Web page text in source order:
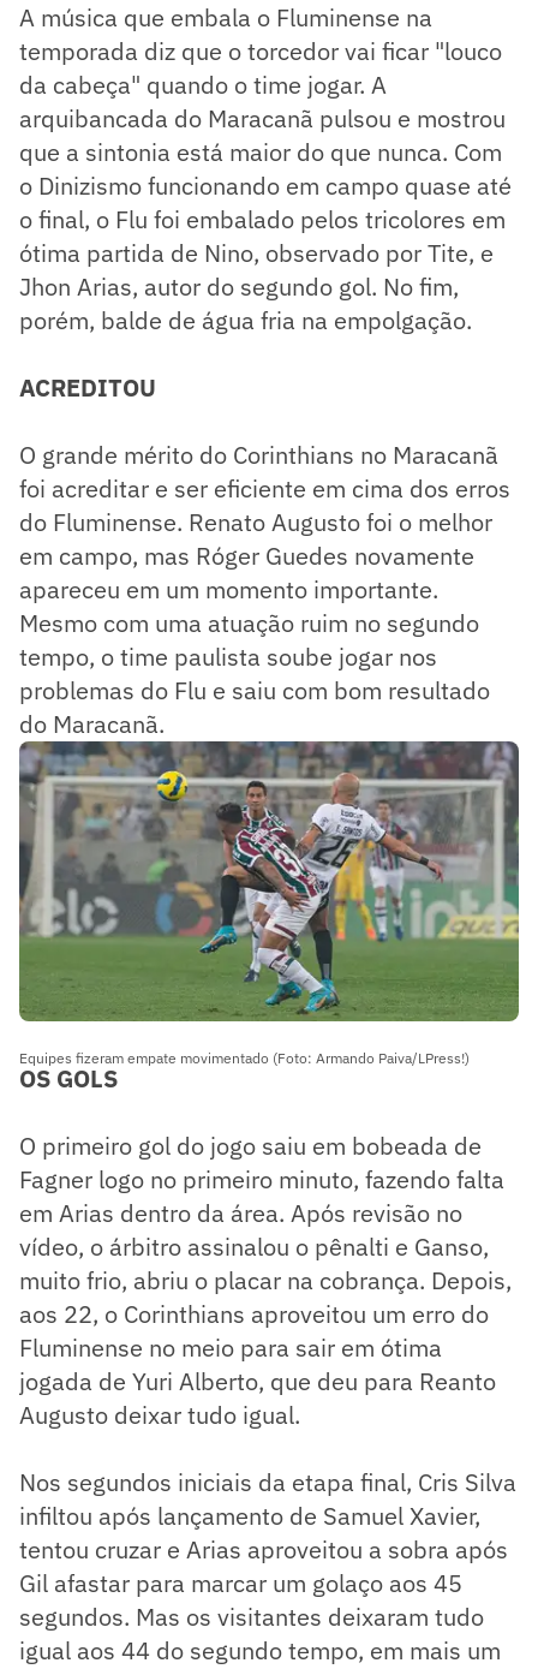
A música que embala o Fluminense na
temporada diz que o torcedor vai ficar "louco
da cabeça" quando o time jogar. A
arquibancada do Maracanã pulsou e mostrou
que a sintonia está maior do que nunca. Com
o Dinizismo funcionando em campo quase até
o final, o Flu foi embalado pelos tricolores em
ótima partida de Nino, observado por Tite, e
Jhon Arias, autor do segundo gol. No fim,
porém, balde de água fria na empolgação.
ACREDITOU
O grande mérito do Corinthians no Maracanã
foi acreditar e ser eficiente em cima dos erros
do Fluminense. Renato Augusto foi o melhor
em campo, mas Róger Guedes novamente
apareceu em um momento importante.
Mesmo com uma atuação ruim no segundo
tempo, o time paulista soube jogar nos
problemas do Flu e saiu com bom resultado
do Maracanã.
Equipes fizeram empate movimentado (Foto: Armando Paiva/LPress!)
OS GOLS
O primeiro gol do jogo saiu em bobeada de
Fagner logo no primeiro minuto, fazendo falta
em Arias dentro da área. Após revisão no
vídeo, o árbitro assinalou o pênalti e Ganso,
muito frio, abriu o placar na cobrança. Depois,
aos 22, o Corinthians aproveitou um erro do
Fluminense no meio para sair em ótima
jogada de Yuri Alberto, que deu para Reanto
Augusto deixar tudo igual.
Nos segundos iniciais da etapa final, Cris Silva
infiltou após lançamento de Samuel Xavier,
tentou cruzar e Arias aproveitou a sobra após
Gil afastar para marcar um golaço aos 45
segundos. Mas os visitantes deixaram tudo
igual aos 44 do segundo tempo, em mais um